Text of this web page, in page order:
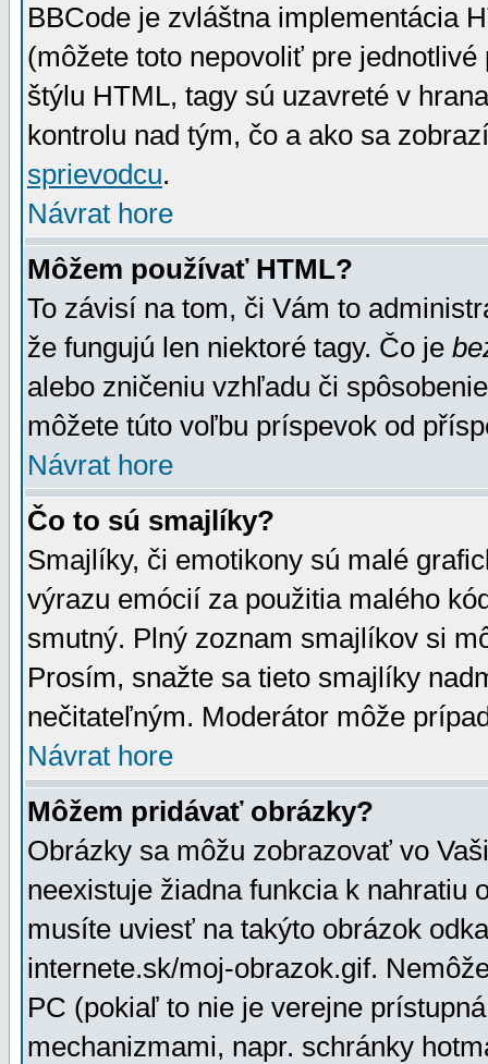
BBCode je zvláštna implementácia
(môžete toto nepovoliť pre
štýlu HTML, tagy sú uzavreté v
kontrolu nad tým, čo a ako sa
sprievodcu.
Návrat hore
Môžem používať HTML?
To závisí na tom, či Vám to
že fungujú len niektoré tagy. Čo je
alebo zničeniu vzhľadu či
môžete túto voľbu príspevok od
Návrat hore
Čo to sú smajlíky?
Smajlíky, či emotikony sú malé
výrazu emócií za použitia malého
smutný. Plný zoznam smajlíkov si
Prosím, snažte sa tieto smajlíky
nečitateľným. Moderátor môže
Návrat hore
Môžem pridávať obrázky?
Obrázky sa môžu zobrazovať vo
neexistuje žiadna funkcia k nahratiu
musíte uviesť na takýto obrázok
internete.sk/moj-obrazok.gif.
PC (pokiaľ to nie je verejne
mechanizmami, napr. schránky